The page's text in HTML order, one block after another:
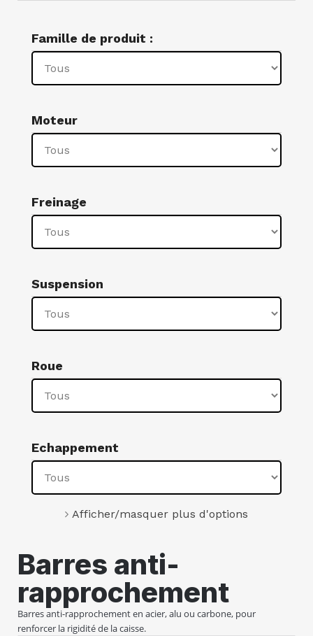
Famille de produit :
Moteur
Freinage
Suspension
Roue
Echappement
Afficher/masquer plus d'options
Barres anti-
rapprochement
Barres anti-rapprochement en acier, alu ou carbone, pour
renforcer la rigidité de la caisse.